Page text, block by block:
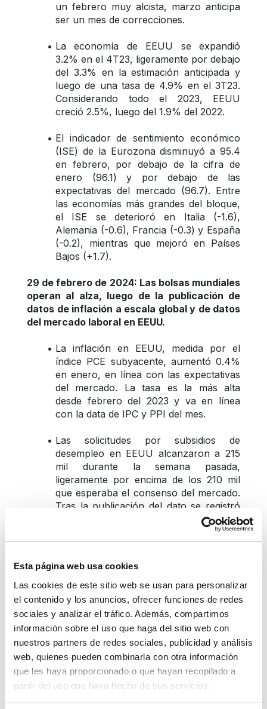
Esta página web usa cookies
Las cookies de este sitio web se usan para personalizar
el contenido y los anuncios, ofrecer funciones de redes
sociales y analizar el tráfico. Además, compartimos
información sobre el uso que haga del sitio web con
nuestros partners de redes sociales, publicidad y análisis
web, quienes pueden combinarla con otra información
que les haya proporcionado o que hayan recopilado a
partir del uso que haya hecho de sus servicios.
un febrero muy alcista, marzo anticipa
ser un mes de correcciones.
La economía de EEUU se expandió
3.2% en el 4T23, ligeramente por debajo
del 3.3% en la estimación anticipada y
luego de una tasa de 4.9% en el 3T23.
Considerando todo el 2023, EEUU
creció 2.5%, luego del 1.9% del 2022.
El indicador de sentimiento económico
(ISE) de la Eurozona disminuyó a 95.4
en febrero, por debajo de la cifra de
enero (96.1) y por debajo de las
expectativas del mercado (96.7). Entre
las economías más grandes del bloque,
el ISE se deterioró en Italia (-1.6),
Alemania (-0.6), Francia (-0.3) y España
(-0.2), mientras que mejoró en Países
Bajos (+1.7).
29 de febrero de 2024: Las bolsas mundiales
operan al alza, luego de la publicación de
datos de inflación a escala global y de datos
del mercado laboral en EEUU.
La inflación en EEUU, medida por el
índice PCE subyacente, aumentó 0.4%
en enero, en línea con las expectativas
del mercado. La tasa es la más alta
desde febrero del 2023 y va en línea
con la data de IPC y PPI del mes.
Las solicitudes por subsidios de
desempleo en EEUU alcanzaron a 215
mil durante la semana pasada,
ligeramente por encima de los 210 mil
que esperaba el consenso del mercado.
Tras la publicación del dato se registró
un repunte de la bolsa, un debilitamiento
del dólar y un descenso de las tasas de
interés de largo plazo.
El índice del dólar DXY vuelve a
retroceder hasta los 103.8 puntos, luego
de haber alcanzado los 104 puntos el
miércoles 28/03. Esto ocurrió tras la
data esperada del PCE en EEUU.
¿Qué eventos podrían
impactar el dólar
durante las próximas